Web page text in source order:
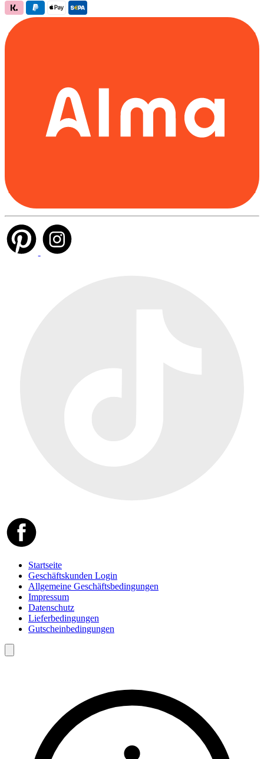
Startseite
Geschäftskunden Login
Allgemeine Geschäftsbedingungen
Impressum
Datenschutz
Lieferbedingungen
Gutscheinbedingungen